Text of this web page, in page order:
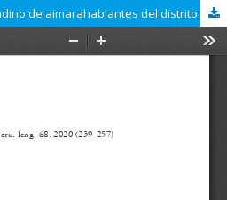
Análisis del castellano andino de aimarahablantes del distrito de Vilquechico (Puno)